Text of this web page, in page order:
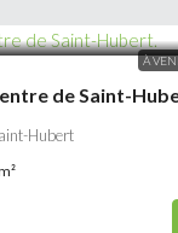
À
de Saint-
Hubert